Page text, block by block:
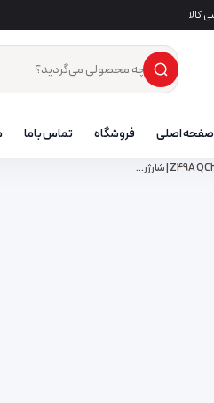
جست‌وجوی محصول
×
صفحه اصلی فروشگاه تماس باما